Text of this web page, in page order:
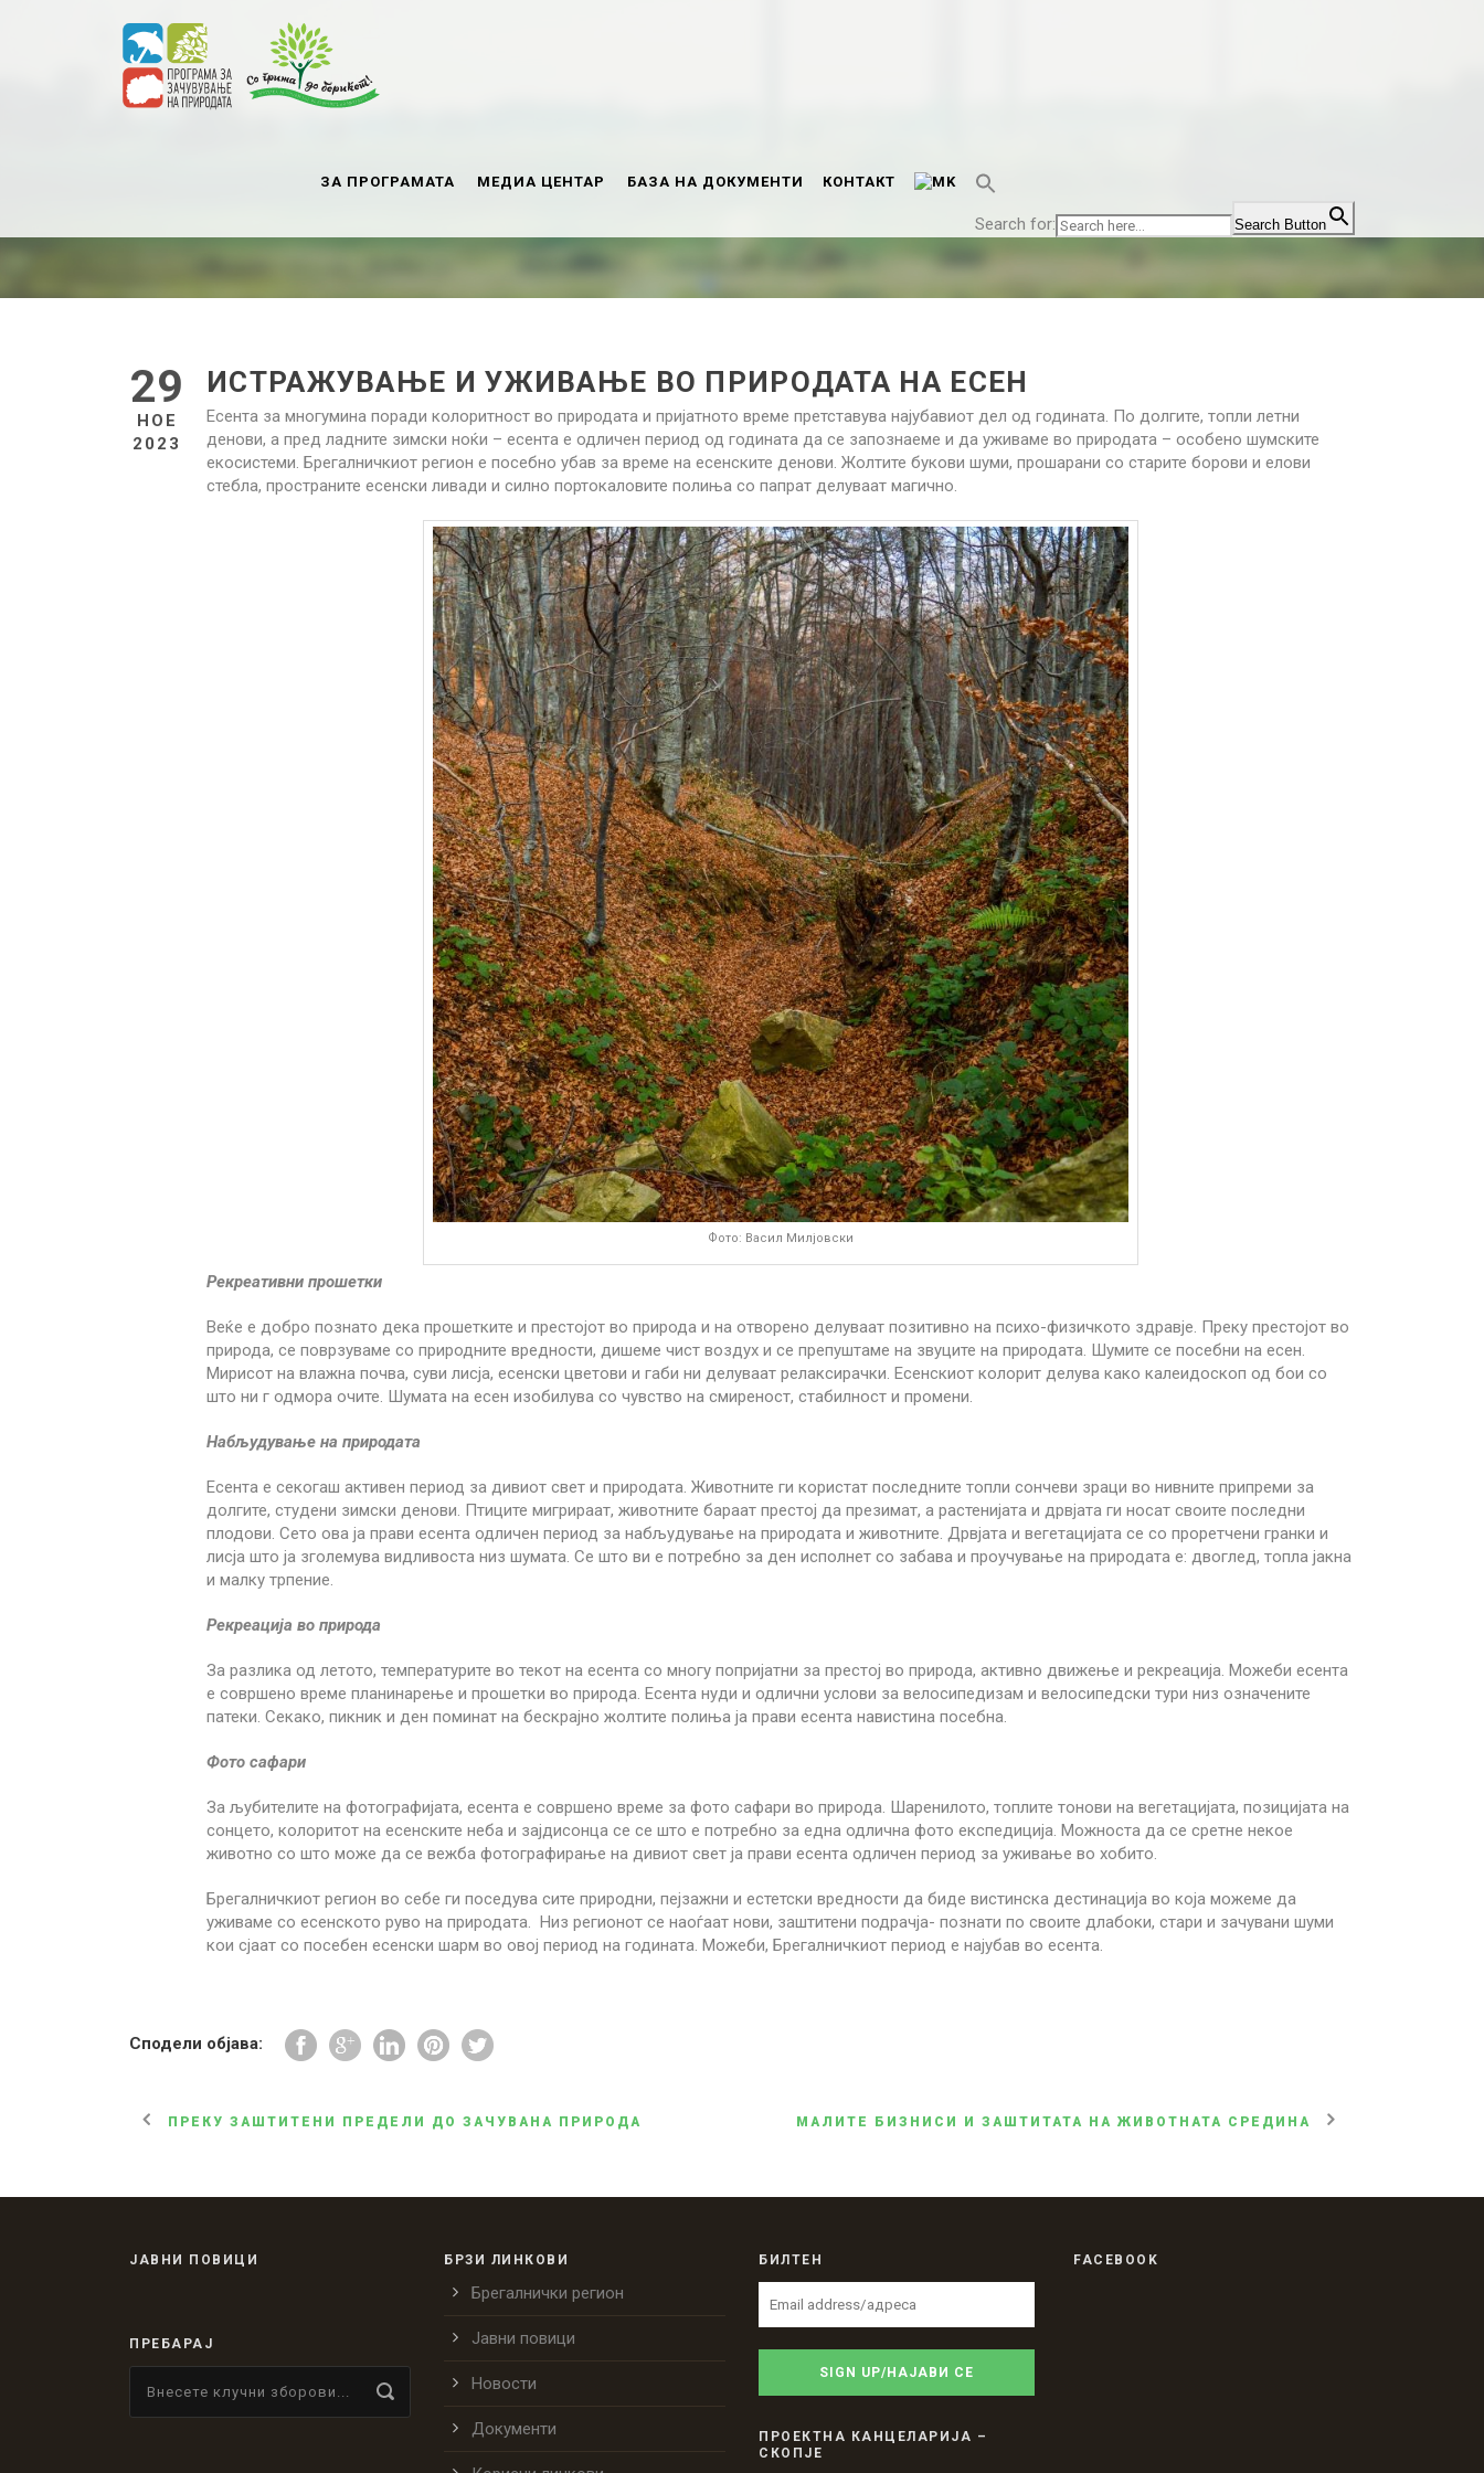
ЗА ПРОГРАМАТА МЕДИА ЦЕНТАР БАЗА НА ДОКУМЕНТИ КОНТАКТ
Search for: Search Button
29
НОЕ
2023
ИСТРАЖУВАЊЕ И УЖИВАЊЕ ВО ПРИРОДАТА НА ЕСЕН
Есента за многумина поради колоритност во природата и пријатното време претставува најубавиот дел од годината. По долгите, топли летни
денови, а пред ладните зимски ноќи – есента е одличен период од годината да се запознаеме и да уживаме во природата – особено шумските
екосистеми. Брегалничкиот регион е посебно убав за време на есенските денови. Жолтите букови шуми, прошарани со старите борови и елови
стебла, пространите есенски ливади и силно портокаловите полиња со папрат делуваат магично.
Фото: Васил Милјовски
Рекреативни прошетки
Веќе е добро познато дека прошетките и престојот во природа и на отворено делуваат позитивно на психо-физичкото здравје. Преку престојот во
природа, се поврзуваме со природните вредности, дишеме чист воздух и се препуштаме на звуците на природата. Шумите се посебни на есен.
Мирисот на влажна почва, суви лисја, есенски цветови и габи ни делуваат релаксирачки. Есенскиот колорит делува како калеидоскоп од бои со
што ни г одмора очите. Шумата на есен изобилува со чувство на смиреност, стабилност и промени.
Набљудување на природата
Есента е секогаш активен период за дивиот свет и природата. Животните ги користат последните топли сончеви зраци во нивните припреми за
долгите, студени зимски денови. Птиците мигрираат, животните бараат престој да презимат, а растенијата и дрвјата ги носат своите последни
плодови. Сето ова ја прави есента одличен период за набљудување на природата и животните. Дрвјата и вегетацијата се со проретчени гранки и
лисја што ја зголемува видливоста низ шумата. Се што ви е потребно за ден исполнет со забава и проучување на природата е: двоглед, топла јакна
и малку трпение.
Рекреација во природа
За разлика од летото, температурите во текот на есента со многу попријатни за престој во природа, активно движење и рекреација. Можеби есента
е совршено време планинарење и прошетки во природа. Есента нуди и одлични услови за велосипедизам и велосипедски тури низ означените
патеки. Секако, пикник и ден поминат на бескрајно жолтите полиња ја прави есента навистина посебна.
Фото сафари
За љубителите на фотографијата, есента е совршено време за фото сафари во природа. Шаренилото, топлите тонови на вегетацијата, позицијата на
сонцето, колоритот на есенските неба и зајдисонца се се што е потребно за една одлична фото експедиција. Можноста да се сретне некое
животно со што може да се вежба фотографирање на дивиот свет ја прави есента одличен период за уживање во хобито.
Брегалничкиот регион во себе ги поседува сите природни, пејзажни и естетски вредности да биде вистинска дестинација во која можеме да
уживаме со есенското руво на природата. Низ регионот се наоѓаат нови, заштитени подрачја- познати по своите длабоки, стари и зачувани шуми
кои сјаат со посебен есенски шарм во овој период на годината. Можеби, Брегалничкиот период е најубав во есента.
Сподели објава:
ПРЕКУ ЗАШТИТЕНИ ПРЕДЕЛИ ДО ЗАЧУВАНА ПРИРОДА МАЛИТЕ БИЗНИСИ И ЗАШТИТАТА НА ЖИВОТНАТА СРЕДИНА
ЈАВНИ ПОВИЦИ
ПРЕБАРАЈ
БРЗИ ЛИНКОВИ
Брегалнички регион
Јавни повици
Новости
Документи
БИЛТЕН
ПРОЕКТНА КАНЦЕЛАРИЈА –
СКОПЈЕ
FACEBOOK